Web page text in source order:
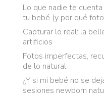
Lo que nadie te
tu bebé (y por qué
Capturar lo real: la
artificios
Fotos imperfectas,
de lo natural
¿Y si mi bebé no se
sesiones newborn